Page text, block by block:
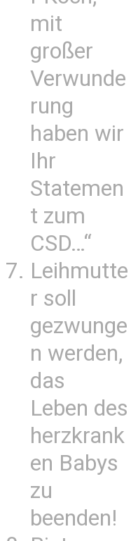
mit
großer
Verwunde
rung
haben wir
Ihr
Statemen
t zum
CSD…“
Leihmutte
r soll
gezwunge
n werden,
das
Leben des
herzkrank
en Babys
zu
beenden!